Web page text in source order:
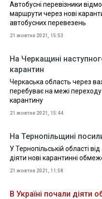
Автобусні перевізники
маршрути через нові
автобусних перевезень
21 жовтня 2021, 15:53
На Черкащині
карантин
Черкаська область через
перебуває на межі
карантину
21 жовтня 2021, 15:44
На Тернопільщині
У Тернопільській області
діяти нові карантинні
21 жовтня 2021, 11:58
В Україні почали діяти